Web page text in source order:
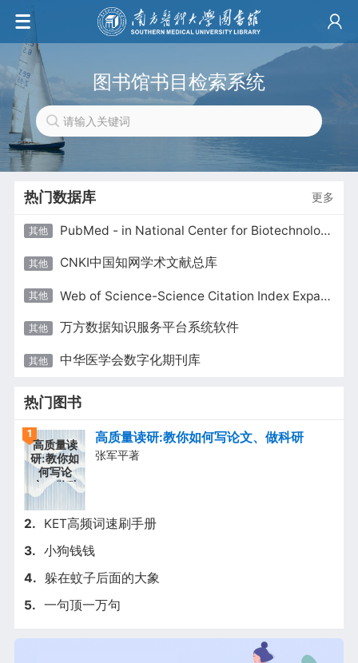
图书馆书目检索系统
热门数据库 更多
其他 PubMed - in National Center for Biotechnology Information 美国国家生物技术信息中心医学文献检索系统
其他 CNKI中国知网学术文献总库
其他 Web of Science-Science Citation Index Expanded
其他 万方数据知识服务平台系统软件
其他 中华医学会数字化期刊库
热门图书
1
高质量读
研:教你如
何写论
文、做科
高质量读研:教你如何写论文、做科研
张军平著
2.
KET高频词速刷手册
3. 小狗钱钱
4. 躲在蚊子后面的大象
5. 一句顶一万句